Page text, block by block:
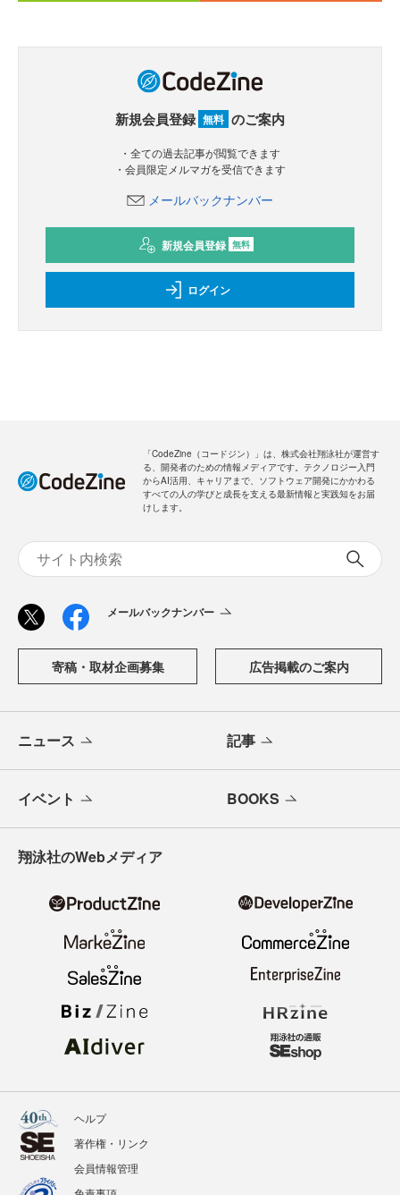
新規会員登録 無料 のご案内
・全ての過去記事が閲覧できます
・会員限定メルマガを受信できます
メールバックナンバー
新規会員登録 無料
ログイン
「CodeZine（コードジン）」は、株式会社翔泳社が運営す
る、開発者のための情報メディアです。テクノロジー入門
からAI活用、キャリアまで、ソフトウェア開発にかかわる
すべての人の学びと成長を支える最新情報と実践知をお届
けします。
メールバックナンバー
寄稿・取材企画募集 広告掲載のご案内
ニュース 記事
イベント BOOKS
翔泳社のWebメディア
ヘルプ
著作権・リンク
会員情報管理